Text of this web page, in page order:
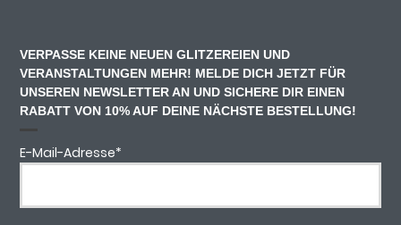
VERPASSE KEINE NEUEN GLITZEREIEN UND
VERANSTALTUNGEN MEHR! MELDE DICH JETZT FÜR
UNSEREN NEWSLETTER AN UND SICHERE DIR EINEN
RABATT VON 10% AUF DEINE NÄCHSTE BESTELLUNG!
E-Mail-Adresse*